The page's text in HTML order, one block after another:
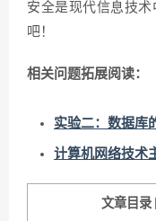
安全是现代信息技
吧！
相关问题拓展阅读：
实验二：数据库
计算机网络技术
文章目录